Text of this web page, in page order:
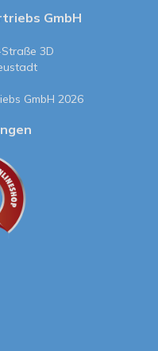
GmbH
3D
GmbH 2026